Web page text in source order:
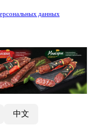
данных
中文